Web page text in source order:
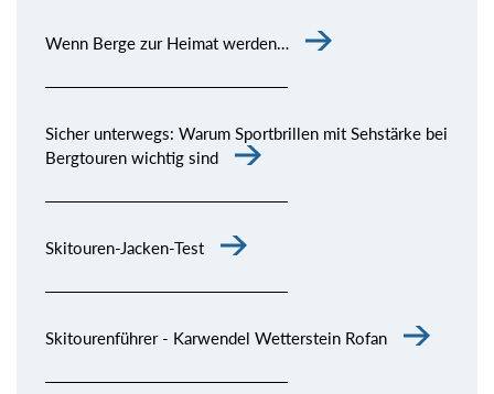
Wenn Berge zur Heimat werden…
Sicher unterwegs: Warum Sportbrillen mit Sehstärke bei
Bergtouren wichtig sind
Skitouren-Jacken-Test
Skitourenführer - Karwendel Wetterstein Rofan